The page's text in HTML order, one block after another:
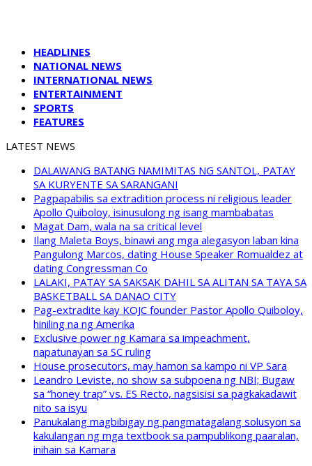
HEADLINES
NATIONAL NEWS
INTERNATIONAL NEWS
ENTERTAINMENT
SPORTS
FEATURES
LATEST NEWS
DALAWANG BATANG NAMIMITAS NG SANTOL, PATAY
SA KURYENTE SA SARANGANI
Pagpapabilis sa extradition process ni religious leader
Apollo Quiboloy, isinusulong ng isang mambabatas
Magat Dam, wala na sa critical level
Ilang Maleta Boys, binawi ang mga alegasyon laban kina
Pangulong Marcos, dating House Speaker Romualdez at
dating Congressman Co
LALAKI, PATAY SA SAKSAK DAHIL SA ALITAN SA TAYA SA
BASKETBALL SA DANAO CITY
Pag-extradite kay KOJC founder Pastor Apollo Quiboloy,
hiniling na ng Amerika
Exclusive power ng Kamara sa impeachment,
napatunayan sa SC ruling
House prosecutors, may hamon sa kampo ni VP Sara
Leandro Leviste, no show sa subpoena ng NBI; Bugaw
sa “honey trap” vs. ES Recto, nagsisisi sa pagkakadawit
nito sa isyu
Panukalang magbibigay ng pangmatagalang solusyon sa
kakulangan ng mga textbook sa pampublikong paaralan,
inihain sa Kamara